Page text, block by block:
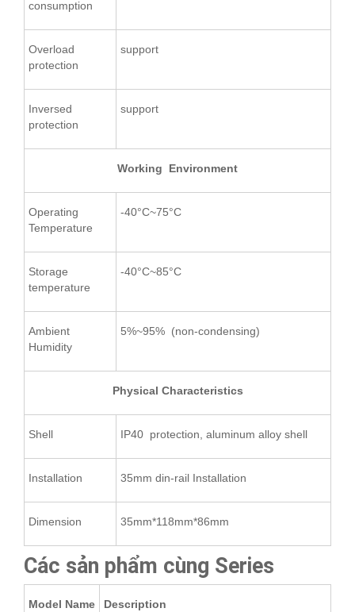
consumption
Overload
protection
support
Inversed
protection
support
Working Environment
Operating
Temperature
-40°C~75°C
Storage
temperature
-40°C~85°C
Ambient
Humidity
5%~95% (non-condensing)
Physical Characteristics
Shell IP40 protection, aluminum alloy shell
Installation 35mm din-rail Installation
Dimension 35mm*118mm*86mm
Các sản phẩm cùng Series
Model Name Description